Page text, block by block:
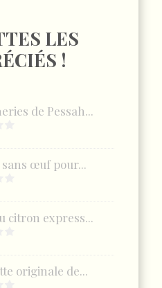
LES
!
de Pessah...
sans œuf pour...
citron express...
originale de...